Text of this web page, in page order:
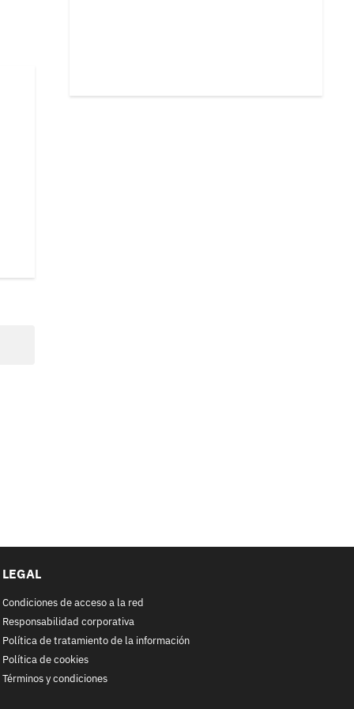
LEGAL
Condiciones de acceso a la red
Responsabilidad corporativa
Política de tratamiento de la información
Política de cookies
Términos y condiciones